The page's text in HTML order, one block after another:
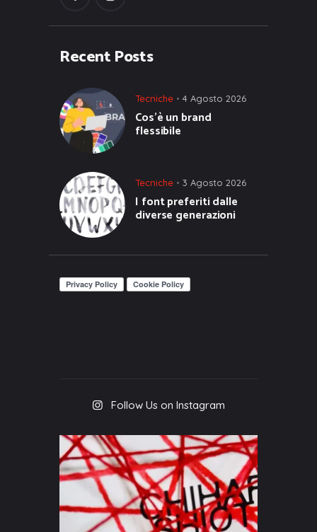
Recent Posts
Tecniche 4 Agosto 2026
Cos’è un brand
flessibile
Tecniche 3 Agosto 2026
I font preferiti dalle
diverse generazioni
Follow Us on Instagram